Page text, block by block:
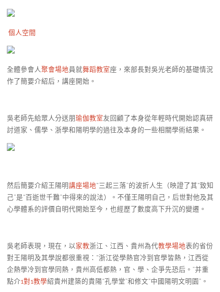
個人空間
全體參會人聚會場地員就舞蹈教室座，來部長對吳光老師的基礎情況
作了簡要介紹后，講座開始。
吳老師先給眾人分送朋瑜伽教室友回顧了本身從年輕時代開始認真研
討道家、儒學、浙學和陽明學的過往及本身的一些相關學術結果。
然后簡要介紹王陽明講座場地“三起三落”的波折人生（映證了其“致知
己”是“百逝世千難”中得來的說法）。不僅王陽明自己，后世對他及其
心學體系的評價自明代開始至今，也經歷了數度高下升沉的變遷。
吳老師表現，現在，以家教浙江、江西、貴州為代教學場地表的省份
對王陽明及其學說都很重視：“浙江從學熱官冷到官學皆熱，江西從
企熱學冷到官學同熱，貴州高低都熱，官、學、企爭先恐后。”并重
點介1對1教學紹貴州建築的貴陽“孔學堂”和修文“中國陽明文明園”。